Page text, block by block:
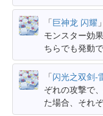
「巨神龙 闪耀
モンスター効
ちらでも発動
「闪光之双剑-
ぞれの攻撃で
た場合、それ